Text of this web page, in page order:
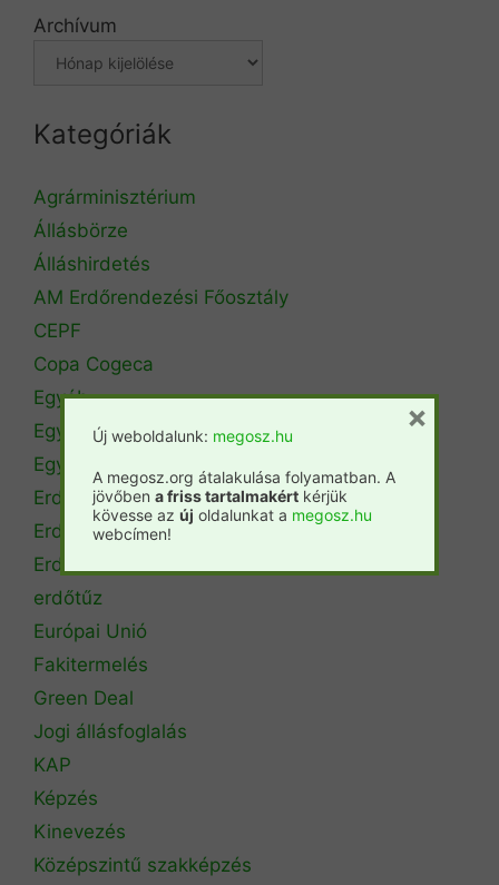
Archívum
Kategóriák
Agrárminisztérium
Állásbörze
Álláshirdetés
AM Erdőrendezési Főosztály
CEPF
Copa Cogeca
Egyéb
Egyetemi hírek
Egyetemi szintű oktatás
Erdészeti szakszemélyzet
Erdőtérkép
Erdőtörvény
erdőtűz
Európai Unió
Fakitermelés
Green Deal
Jogi állásfoglalás
KAP
Képzés
Kinevezés
Középszintű szakképzés
Új weboldalunk: megosz.hu
A megosz.org átalakulása folyamatban. A
jövőben a friss tartalmakért kérjük
kövesse az új oldalunkat a megosz.hu
webcímen!
×